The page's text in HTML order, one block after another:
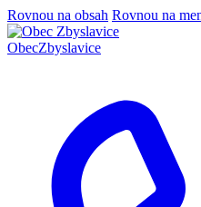
Rovnou na obsah Rovnou na
ObecZbyslavice